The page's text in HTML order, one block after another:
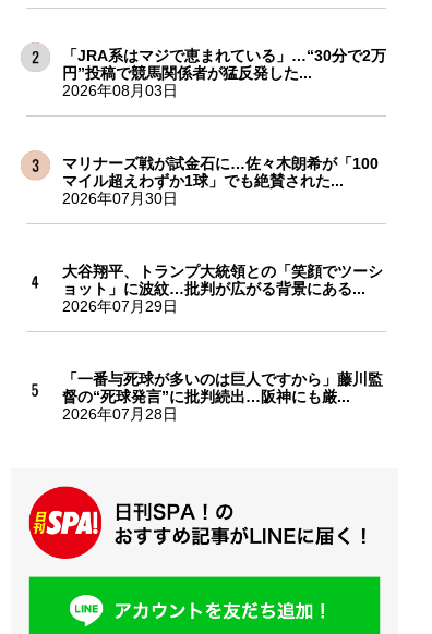
「JRA系はマジで恵まれている」…“30分で2万
円”投稿で競馬関係者が猛反発した...
2026年08月03日
マリナーズ戦が試金石に…佐々木朗希が「100
マイル超えわずか1球」でも絶賛された...
2026年07月30日
大谷翔平、トランプ大統領との「笑顔でツーシ
ョット」に波紋…批判が広がる背景にある...
2026年07月29日
「一番与死球が多いのは巨人ですから」藤川監
督の“死球発言”に批判続出…阪神にも厳...
2026年07月28日